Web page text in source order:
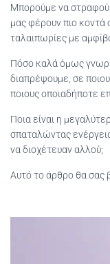
Μπορούμε να
μας φέρουν πιο κοντά
ταλαιπωρίες με
Πόσο καλά όμως
διαπρέψουμε, σε
ποιους οποιαδήποτε
Ποια είναι η
σπαταλώντας
να διοχέτευαν αλλού;
Αυτό το άρθρο θα σας